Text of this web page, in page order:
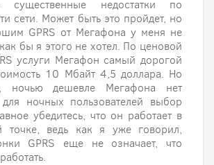
недостатки по
сети. Может быть это пройдет, но
GPRS от Мегафона у меня не
бы я этого не хотел. По ценовой
услуги Мегафон самый дорогой
10 Мбайт 4,5 доллара. Но
ночью дешевле Мегафона нет
ночных пользователей выбор
убедитесь, что он работает в
точке, ведь как я уже говорил,
GPRS еще не означает, что